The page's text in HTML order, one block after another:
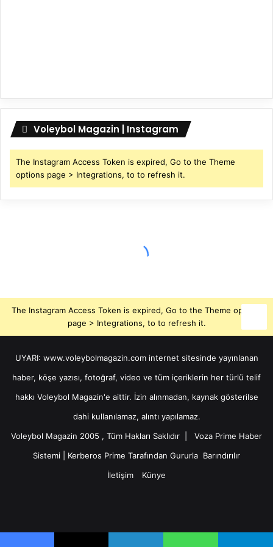
Voleybol Magazin | Instagram
The Instagram Access Token is expired, Go to the Theme
options page > Integrations, to to refresh it.
The Instagram Access Token is expired, Go to the Theme options
page > Integrations, to to refresh it.
UYARI: www.voleybolmagazin.com internet sitesinde yayınlanan
haber, köşe yazısı, fotoğraf, video ve tüm içeriklerin her türlü telif
hakkı Voleybol Magazin'e aittir. İzin alınmadan, kaynak gösterilse
dahi kullanılamaz, alıntı yapılamaz.
Voleybol Magazin 2005 , Tüm Hakları Saklıdır | Voza Prime Haber
Sistemi
Kerberos Prime Tarafından Gururla Barındırılır
İletişim
Künye